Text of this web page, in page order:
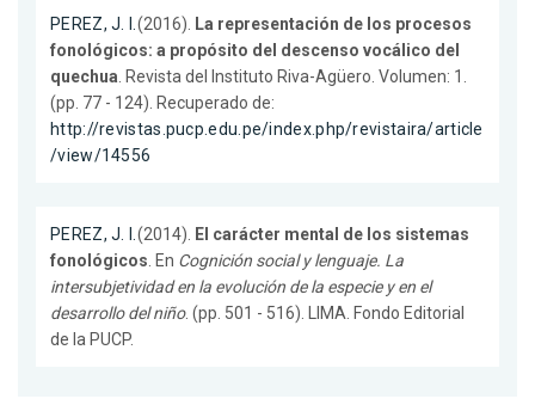
PEREZ, J. I.(2016). La representación de los procesos
fonológicos: a propósito del descenso vocálico del
quechua. Revista del Instituto Riva-Agüero. Volumen: 1.
(pp. 77 - 124). Recuperado de:
http://revistas.pucp.edu.pe/index.php/revistaira/article
/view/14556
PEREZ, J. I.(2014). El carácter mental de los sistemas
fonológicos. En Cognición social y lenguaje. La
intersubjetividad en la evolución de la especie y en el
desarrollo del niño. (pp. 501 - 516). LIMA. Fondo Editorial
de la PUCP.